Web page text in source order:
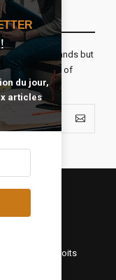
Matin
seeking new lands but
destinations of
2025. Tous droits
du jour,
articles